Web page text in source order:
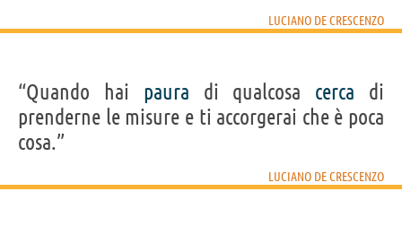
LUCIANO DE CRESCENZO
“Quando hai paura di qualcosa cerca di
prenderne le misure e ti accorgerai che è poca
cosa.”
LUCIANO DE CRESCENZO